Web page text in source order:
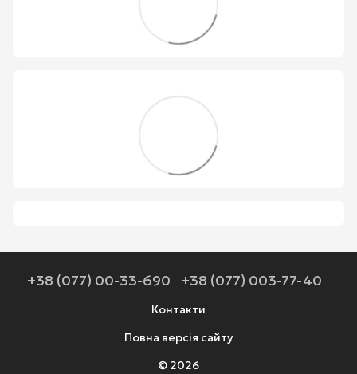
+38 (077) 00-33-690 +38 (077) 003-77-40
Контакти
Повна версія сайту
© 2026